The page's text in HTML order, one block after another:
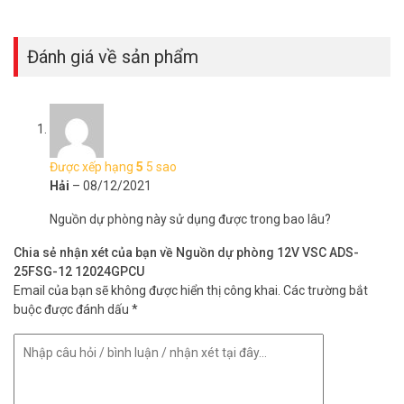
– Công xuất 2A, điện 12V phù hợp với tất cả các loại camera thông
thường.
– Không lo mất dữ liệu khi bị can thiệp hoạc cắt điện
– Sử dụng đa mục đích cho các loại converter, modem, switch
dùng điện 12
– Bảo hành: 12 tháng
– Kích thước: Dài 18 x Rộng 8.8 x sâu 4.2 cm
Sản phẩm nguồn dự phòng 4000mAh đang bán giá tốt tại Vũ
thông tin chi tiết xin liên hệ hotline 1900 9259 để được hỗ trợ.
Hoặc truy cập tham khảo tại websitehttps://vuhoangtelecom.vn
Đánh giá về sản phẩm
Được xếp hạng 5 5 sao
Hải – 08/12/2021
Nguồn dự phòng này sử dụng được trong bao lâu?
Chia sẻ nhận xét của bạn về Nguồn dự phòng 12V VSC ADS-
25FSG-12 12024GPCU
Email của bạn sẽ không được hiển thị công khai. Các trường bắt
buộc được đánh dấu *